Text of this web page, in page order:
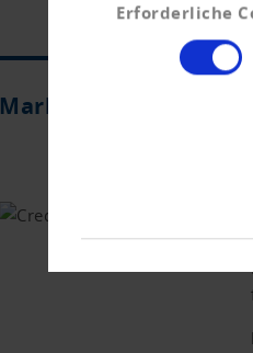
Erforderliche
Marketing-Daten